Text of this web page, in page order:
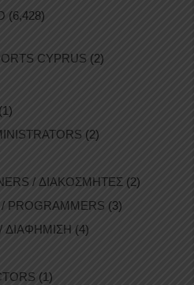
(6,428)
CYPRUS (2)
(1)
(2)
/ ΔΙΑΚΟΣΜΗΤΕΣ (2)
PROGRAMMERS (3)
ΔΙΑΦΗΜΙΣΗ (4)
(1)